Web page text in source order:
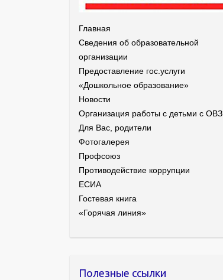
Главная
Сведения об образовательной
организации
Предоставление гос.услуги
«Дошкольное образование»
Новости
Организация работы с детьми с ОВЗ
Для Вас, родители
Фотогалерея
Профсоюз
Противодействие коррупции
ЕСИА
Гостевая книга
«Горячая линия»
Полезные ссылки